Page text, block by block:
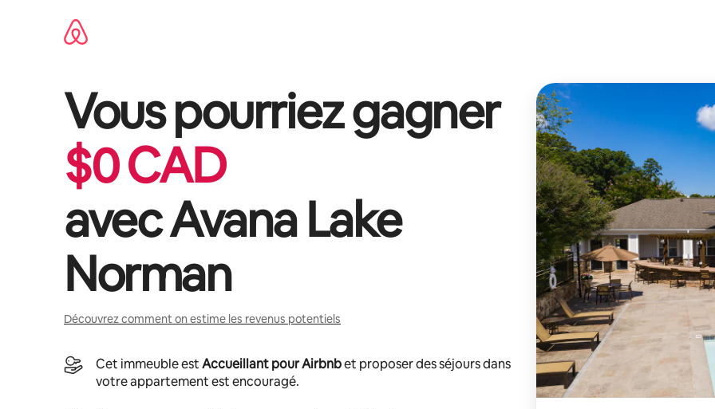
Vous pourriez gagner
$0CAD
avecAvana Lake
Norman
Découvrez comment on estime les revenus potentiels
Cet immeuble estAccueillant pour Airbnbet proposer des séjours dans
votre appartement est encouragé.